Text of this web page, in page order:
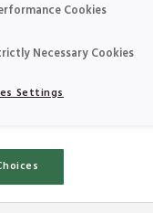
Active
sockerfri
frukt.
Cookies
Necessary Cookies
Settings